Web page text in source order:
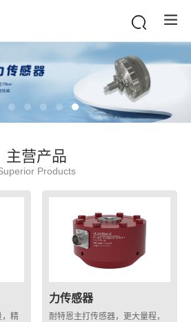
主营产品
Products
，精
力传感器
耐特恩主打传感器，更大量程，